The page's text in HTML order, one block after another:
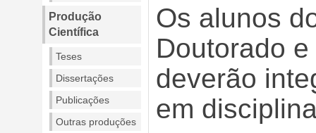
Produção
Científica
Teses
Dissertações
Publicações
Outras produções
Os alunos
Doutorado
deverão
em